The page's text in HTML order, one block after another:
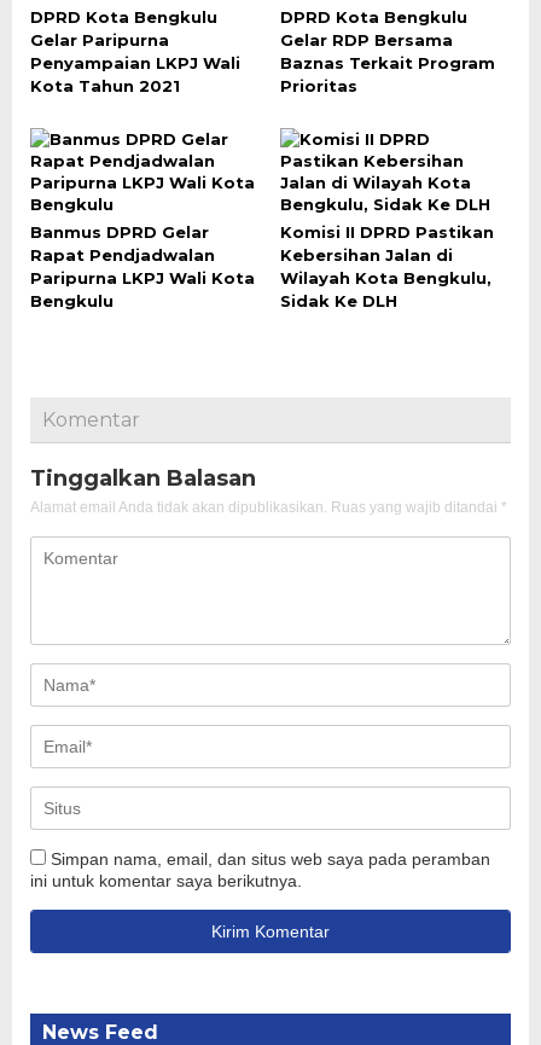
DPRD Kota Bengkulu
Gelar Paripurna
Penyampaian LKPJ Wali
Kota Tahun 2021
DPRD Kota Bengkulu
Gelar RDP Bersama
Baznas Terkait Program
Prioritas
Banmus DPRD Gelar
Rapat Pendjadwalan
Paripurna LKPJ Wali Kota
Bengkulu
Komisi II DPRD Pastikan
Kebersihan Jalan di
Wilayah Kota Bengkulu,
Sidak Ke DLH
Komentar
Tinggalkan Balasan
Alamat email Anda tidak akan dipublikasikan. Ruas yang wajib ditandai *
Simpan nama, email, dan situs web saya pada peramban
ini untuk komentar saya berikutnya.
News Feed